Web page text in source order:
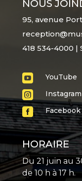
NOUS
95, avenue
418 534-4000 |
 YouTube
 Instagram
 Facebook
HORAIRE
Du 21 juin au
de 10 h à 17 h.